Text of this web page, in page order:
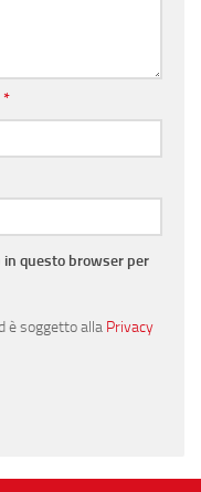
*
in questo browser per
è soggetto alla Privacy